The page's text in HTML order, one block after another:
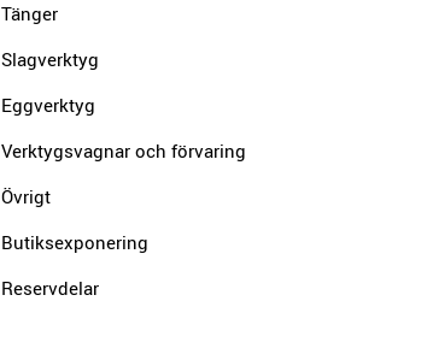
Tänger
Slagverktyg
Eggverktyg
Verktygsvagnar och förvaring
Övrigt
Butiksexponering
Reservdelar